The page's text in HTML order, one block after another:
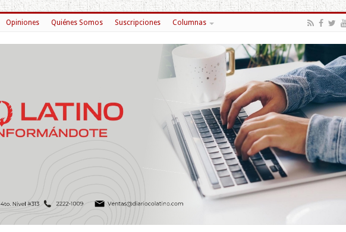
Opiniones Quiénes Somos Suscripciones Columnas